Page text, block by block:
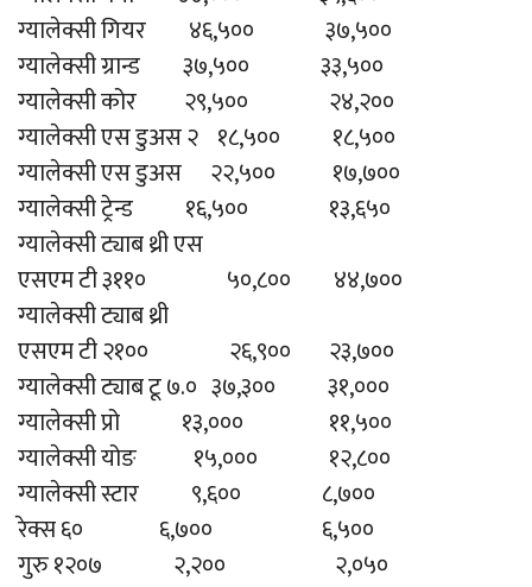
ग्यालेक्सी गियर ४६,५०० ३७,५००
ग्यालेक्सी ग्रान्ड ३७,५०० ३३,५००
ग्यालेक्सी कोर २९,५०० २४,२००
ग्यालेक्सी एस डुअस २ १८,५०० १८,५००
ग्यालेक्सी एस डुअस २२,५०० १७,७००
ग्यालेक्सी ट्रेन्ड १६,५०० १३,६५०
ग्यालेक्सी ट्याब थ्री एस
एसएम टी ३११० ५०,८०० ४४,७००
ग्यालेक्सी ट्याब थ्री
एसएम टी २१०० २६,९०० २३,७००
ग्यालेक्सी ट्याब टू ७.० ३७,३०० ३१,०००
ग्यालेक्सी प्रो १३,००० ११,५००
ग्यालेक्सी योङ १५,००० १२,८००
ग्यालेक्सी स्टार ९,६०० ८,७००
रेक्स ६० ६,७०० ६,५००
गुरु १२०७ २,२०० २,०५०